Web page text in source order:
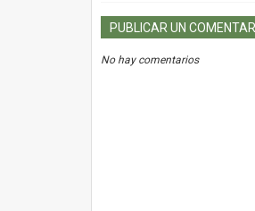
PUBLICAR UN
No hay comentarios